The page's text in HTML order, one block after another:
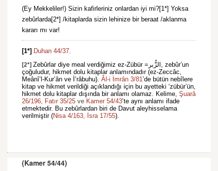
(Ey Mekkeliler!) Sizin kafirleriniz onlardan iyi mi?[1*] Yoksa
zebûrlarda[2*] /kitaplarda sizin lehinize bir beraat /aklanma
kararı mı var!
[1*] Duhan 44/37.
[2*] Zebûrlar diye meal verdiğimiz ez-Zübür =الزُّبر, zebûr’un
çoğuludur, hikmet dolu kitaplar anlamındadır (ez-Zeccâc,
Meânî’l-Kur’ân ve İ’râbuhu). Âl-i İmrân 3/81’de bütün nebîlere
kitap ve hikmet verildiği açıklandığı için bu ayetteki ‘zübür’ün,
hikmet dolu kitaplar dışında bir anlamı olamaz. Kelime, Şuarâ
26/196, Fatır 35/25 ve Kamer 54/43’te aynı anlamı ifade
etmektedir. Bu zebûrlardan biri de Davut aleyhisselama
verilmiştir (Nisa 4/163, İsra 17/55).
(Kamer 54/44)